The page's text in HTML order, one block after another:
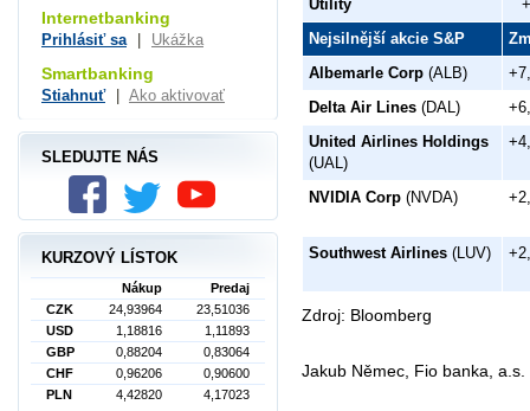
Utility
Nejsilnější akcie S&P
Albemarle Corp (ALB)
Delta Air Lines (DAL)
United Airlines Holdings
(UAL)
NVIDIA Corp (NVDA)
Southwest Airlines (LUV)
Zdroj: Bloomberg
Jakub Němec, Fio banka, a.s.
Internetbanking
Prihlásiť sa Ukážka
Smartbanking
Stiahnuť Ako aktivovať
SLEDUJTE NÁS
KURZOVÝ LÍSTOK
Nákup
Predaj
CZK
24,93964
23,51036
USD
1,18816
1,11893
GBP
0,88204
0,83064
CHF
0,96206
0,90600
PLN
4,42820 4,17023